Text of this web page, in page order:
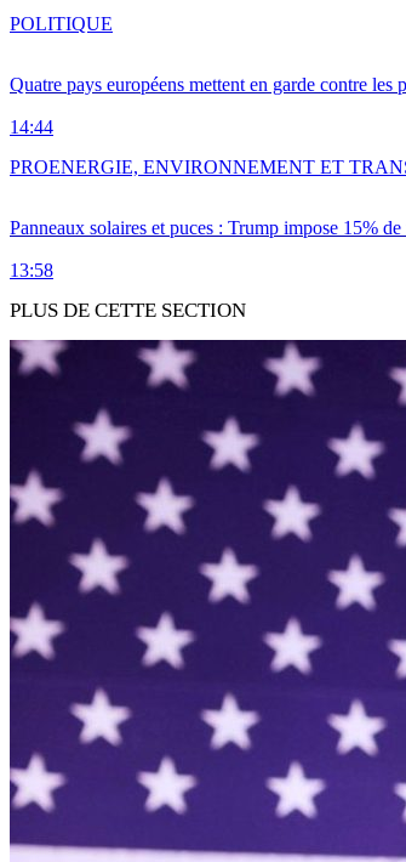
Quatre pays européens mettent en garde contre les
14:44
POLITIQUE
Panneaux solaires et puces : Trump impose 15%
13:58
PROENERGIE, ENVIRONNEMENT ET
PLUS DE CETTE SECTION